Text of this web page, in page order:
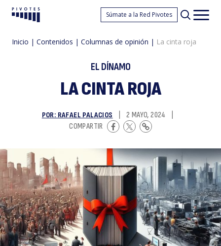
Pivotes Súmate a la Red Pivotes
Inicio | Contenidos | Columnas de opinión | La cinta roja
EL DÍNAMO
LA CINTA ROJA
POR: RAFAEL PALACIOS 2 MAYO, 2024
COMPARTIR